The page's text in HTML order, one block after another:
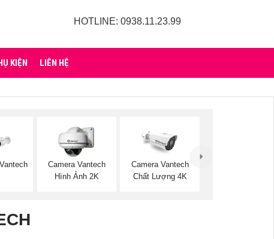
HOTLINE: 0938.11.23.99
KIỆN LIÊN HỆ
Camera Vantech
Hình Ảnh 2K
Camera Vantech
Chất Lượng 4K